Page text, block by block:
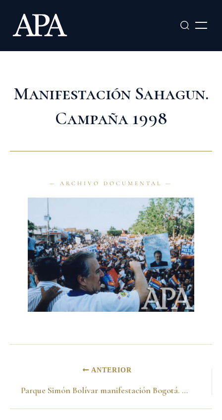
contenido
Manifestación Sahagun.
Campaña 1998
ANTERIOR
Parque Simón Bolívar manifestación Bogotá. Campaña 1998